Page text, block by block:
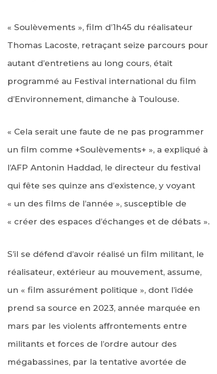
« Soulèvements », film d’1h45 du réalisateur
Thomas Lacoste, retraçant seize parcours pour
autant d’entretiens au long cours, était
programmé au Festival international du film
d’Environnement, dimanche à Toulouse.
« Cela serait une faute de ne pas programmer
un film comme +Soulèvements+ », a expliqué à
l’AFP Antonin Haddad, le directeur du festival
qui fête ses quinze ans d’existence, y voyant
« un des films de l’année », susceptible de
« créer des espaces d’échanges et de débats ».
S’il se défend d’avoir réalisé un film militant, le
réalisateur, extérieur au mouvement, assume,
un « film assurément politique », dont l’idée
prend sa source en 2023, année marquée en
mars par les violents affrontements entre
militants et forces de l’ordre autour des
mégabassines, par la tentative avortée de